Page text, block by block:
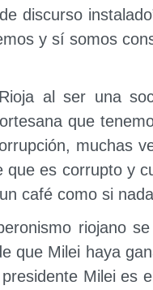
discurso
y sí somos
al ser una
que
muchas
es corrupto y
café como si
riojano
que Milei haya
Milei es